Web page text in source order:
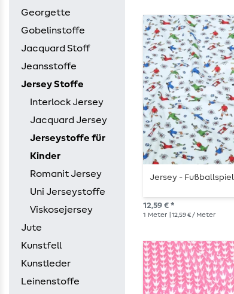
Georgette
Gobelinstoffe
Jacquard Stoff
Jeansstoffe
Jersey Stoffe
Interlock Jersey
Jacquard Jersey
Jerseystoffe für
Kinder
Romanit Jersey
Uni Jerseystoffe
Viskosejersey
Jute
Kunstfell
Kunstleder
Leinenstoffe
Jersey -
12,59 € *
1 Meter | 12,59 € / Meter